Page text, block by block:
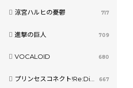
涼宮ハルヒの憂鬱 717
進撃の巨人 709
VOCALOID 680
プリンセスコネクト!Re:Dive 667